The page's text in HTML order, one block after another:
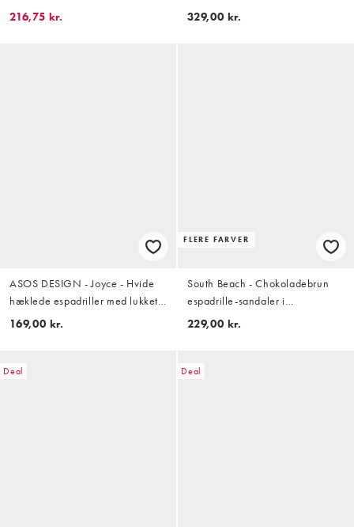
raffia
216,75 kr.
329,00 kr.
ASOS DESIGN - Joyce - Hvide
hæklede espadriller med lukket
tå
169,00 kr.
FLERE FARVER
South Beach - Chokoladebrun
espadrille-sandaler i
todeltdesign i hørlook
229,00 kr.
Deal Deal